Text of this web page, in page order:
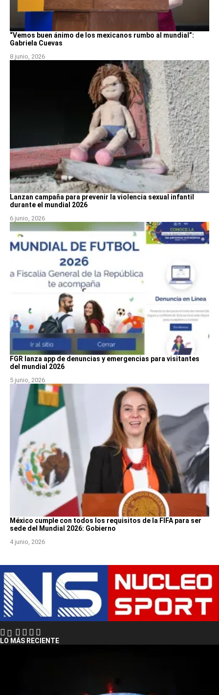
“Vemos buen ánimo de los mexicanos rumbo al mundial”:
Gabriela Cuevas
8 junio, 2026
Lanzan campaña para prevenir la violencia sexual infantil
durante el mundial 2026
6 junio, 2026
FGR lanza app de denuncias y emergencias para visitantes
del mundial 2026
5 junio, 2026
México cumple con todos los requisitos de la FIFA para ser
sede del Mundial 2026: Gobierno
4 junio, 2026
LO MÁS RECIENTE